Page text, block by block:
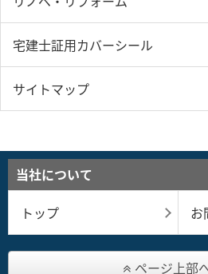
宅建士証用カバーシール
サイトマップ
当社について
トップ
お
ページ上部